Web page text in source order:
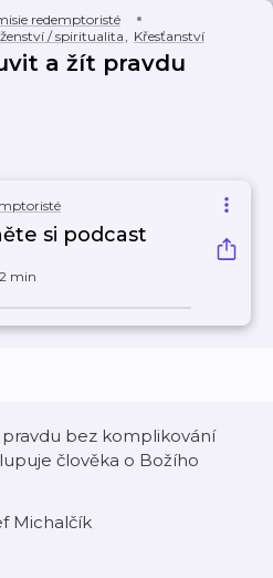
redemptoristé
/ spiritualita, Křesťanství
a žít pravdu
si podcast
2 min
bez komplikování
člověka o Božího
Michalčík